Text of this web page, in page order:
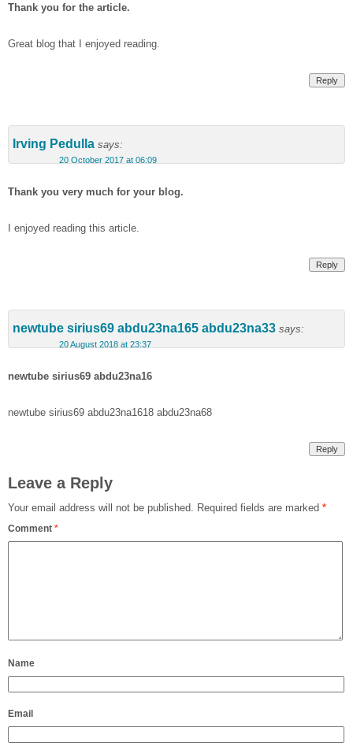
Thank you for the article.
Great blog that I enjoyed reading.
Reply
Irving Pedulla says:
20 October 2017 at 06:09
Thank you very much for your blog.
I enjoyed reading this article.
Reply
newtube sirius69 abdu23na165 abdu23na33 says:
20 August 2018 at 23:37
newtube sirius69 abdu23na16
newtube sirius69 abdu23na1618 abdu23na68
Reply
Leave a Reply
Your email address will not be published. Required fields are marked *
Comment *
Name
Email